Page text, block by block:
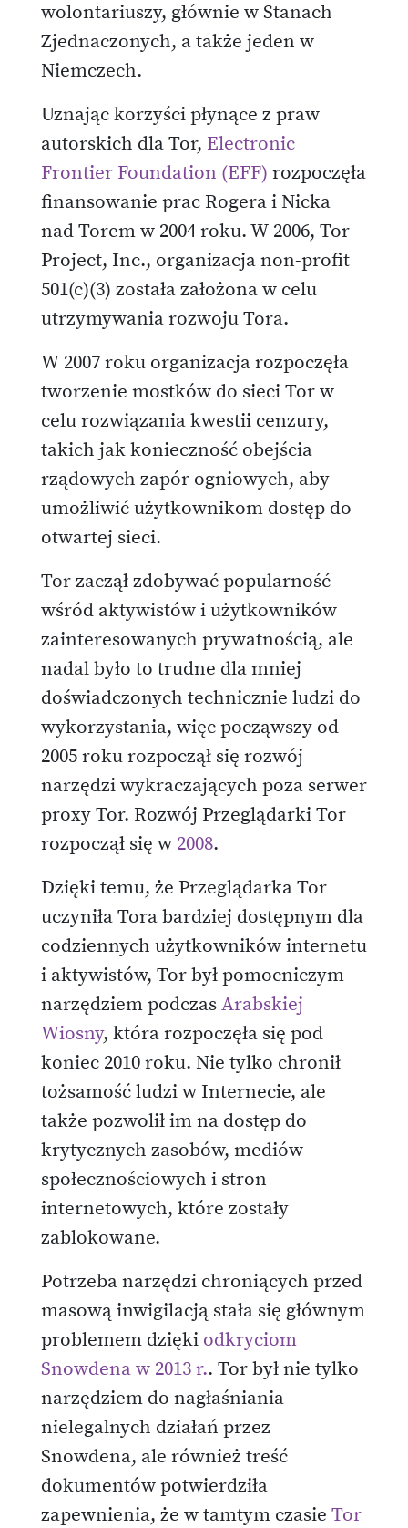
wolontariuszy, głównie w Stanach
Zjednaczonych, a także jeden w
Niemczech.
Uznając korzyści płynące z praw
autorskich dla Tor, Electronic
Frontier Foundation (EFF) rozpoczęła
finansowanie prac Rogera i Nicka
nad Torem w 2004 roku. W 2006, Tor
Project, Inc., organizacja non-profit
501(c)(3) została założona w celu
utrzymywania rozwoju Tora.
W 2007 roku organizacja rozpoczęła
tworzenie mostków do sieci Tor w
celu rozwiązania kwestii cenzury,
takich jak konieczność obejścia
rządowych zapór ogniowych, aby
umożliwić użytkownikom dostęp do
otwartej sieci.
Tor zaczął zdobywać popularność
wśród aktywistów i użytkowników
zainteresowanych prywatnością, ale
nadal było to trudne dla mniej
doświadczonych technicznie ludzi do
wykorzystania, więc począwszy od
2005 roku rozpoczął się rozwój
narzędzi wykraczających poza serwer
proxy Tor. Rozwój Przeglądarki Tor
rozpoczął się w 2008.
Dzięki temu, że Przeglądarka Tor
uczyniła Tora bardziej dostępnym dla
codziennych użytkowników internetu
i aktywistów, Tor był pomocniczym
narzędziem podczasArabskiej
Wiosny, która rozpoczęła się pod
koniec 2010 roku. Nie tylko chronił
tożsamość ludzi w Internecie, ale
także pozwolił im na dostęp do
krytycznych zasobów, mediów
społecznościowych i stron
internetowych, które zostały
zablokowane.
Potrzeba narzędzi chroniących przed
masową inwigilacją stała się głównym
problemem dzięki odkryciom
Snowdena w 2013 r.. Tor był nie tylko
narzędziem do nagłaśniania
nielegalnych działań przez
Snowdena, ale również treść
dokumentów potwierdziła
zapewnienia, że w tamtym czasie Tor